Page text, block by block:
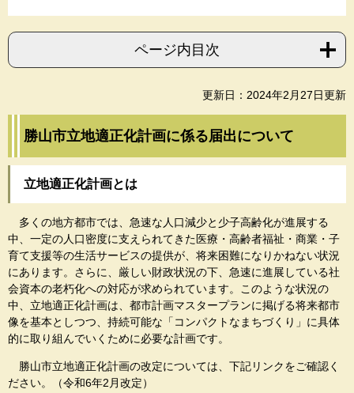
ページ内目次
更新日：2024年2月27日更新
勝山市立地適正化計画に係る届出について
立地適正化計画とは
多くの地方都市では、急速な人口減少と少子高齢化が進展する
中、一定の人口密度に支えられてきた医療・高齢者福祉・商業・子
育て支援等の生活サービスの提供が、将来困難になりかねない状況
にあります。さらに、厳しい財政状況の下、急速に進展している社
会資本の老朽化への対応が求められています。このような状況の
中、立地適正化計画は、都市計画マスタープランに掲げる将来都市
像を基本としつつ、持続可能な「コンパクトなまちづくり」に具体
的に取り組んでいくために必要な計画です。
勝山市立地適正化計画の改定については、下記リンクをご確認く
ださい。（令和6年2月改定）